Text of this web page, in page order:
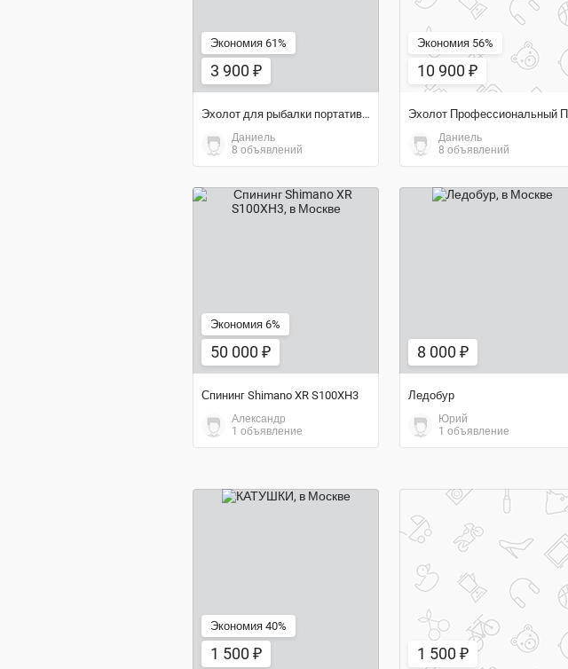
Экономия 61%
3 900 ₽
Эхолот для рыбалки портативный новый с гарантией
Даниель
8 объявлений
Экономия 56%
10 900 ₽
Даниель
8 объявлений
Экономия 6%
50 000 ₽
Спининг Shimano XR S100XH3
Александр
1 объявление
8 000 ₽
Ледобур
Юрий
1 объявление
Экономия 40%
1 500 ₽ 1 500 ₽
1 500 ₽